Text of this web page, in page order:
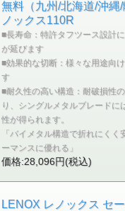
無料（九州/北海道/沖縄
ノックス110R
■長寿命：特許タフツース設計
が延びます
■効果的な切断：様々な用途向
す
■耐久性の高い構造：耐破損性
り、シングルメタルブレードに
性が得られます。
「バイメタル構造で折れにくく
ーマンスに優れる」
価格:28,096円(税込)
LENOX レノックス セ